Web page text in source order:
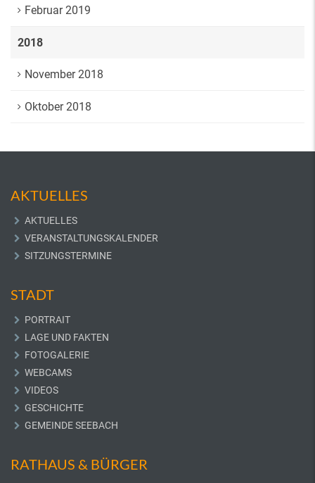
Februar 2019
2018
November 2018
Oktober 2018
AKTUELLES
AKTUELLES
VERANSTALTUNGSKALENDER
SITZUNGSTERMINE
STADT
PORTRAIT
LAGE UND FAKTEN
FOTOGALERIE
WEBCAMS
VIDEOS
GESCHICHTE
GEMEINDE SEEBACH
RATHAUS & BÜRGER